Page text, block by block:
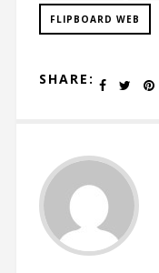
FLIPBOARD WEB
SHARE: